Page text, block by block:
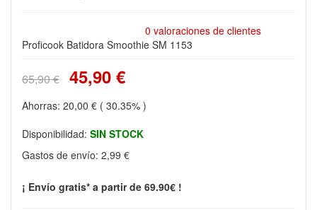
0 valoraciones de clientes
Proficook Batidora Smoothie SM 1153
65,90 € 45,90 €
Ahorras: 20,00 € ( 30.35% )
Disponibilidad: SIN STOCK
Gastos de envío: 2,99 €
¡ Envío gratis* a partir de 69.90€ !